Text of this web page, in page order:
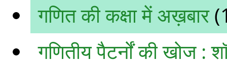
गणित की कक्षा में अख़बार
गणितीय पैटर्नों की खोज :